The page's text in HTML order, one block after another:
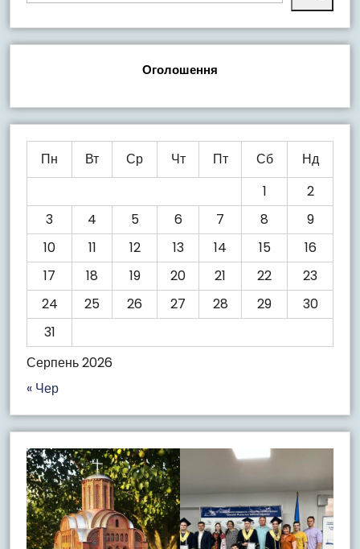
Оголошення
Серпень 2026
Пн Вт Ср Чт Пт Сб
Нд
1
2
3
4 5 6 7 8
9
10
11 12 13 14 15
16
17
18 19 20 21 22
23
24
25 26 27 28 29
30
31
« Чер